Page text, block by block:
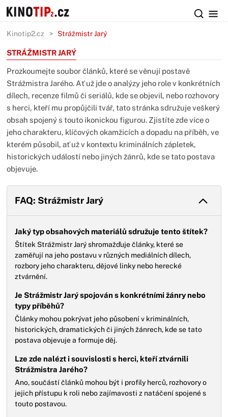
Kinotip2.cz Strážmistr Jarý
STRÁŽMISTR JARÝ
Prozkoumejte soubor článků, které se věnují postavě
Strážmistra Jarého. Ať už jde o analýzy jeho role v konkrétních
dílech, recenze filmů či seriálů, kde se objevil, nebo rozhovory
s herci, kteří mu propůjčili tvář, tato stránka sdružuje veškerý
obsah spojený s touto ikonickou figurou. Zjistíte zde více o
jeho charakteru, klíčových okamžicích a dopadu na příběh, ve
kterém působil, ať už v kontextu kriminálních zápletek,
historických událostí nebo jiných žánrů, kde se tato postava
objevuje.
FAQ: Strážmistr Jarý
Jaký typ obsahových materiálů sdružuje tento štítek?
Štítek Strážmistr Jarý shromažďuje články, které se
zaměřují na jeho postavu v různých mediálních dílech,
rozbory jeho charakteru, dějové linky nebo herecké
ztvárnění.
Je Strážmistr Jarý spojován s konkrétními žánry nebo
typy příběhů?
Články mohou pokrývat jeho působení v kriminálních,
historických, dramatických či jiných žánrech, kde se tato
postava objevuje a formuje děj.
Lze zde nalézt i souvislosti s herci, kteří ztvárnili
Strážmistra Jarého?
Ano, součástí článků mohou být i profily herců, rozhovory o
jejich přístupu k roli nebo zajímavosti z natáčení spojené s
touto postavou.